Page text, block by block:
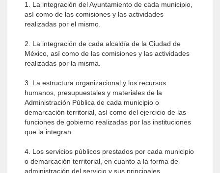
1. La integración del Ayuntamiento de cada municipio,
así como de las comisiones y las actividades
realizadas por el mismo.
2. La integración de cada alcaldía de la Ciudad de
México, así como de las comisiones y las actividades
realizadas por la misma.
3. La estructura organizacional y los recursos
humanos, presupuestales y materiales de la
Administración Pública de cada municipio o
demarcación territorial, así como del ejercicio de las
funciones de gobierno realizadas por las instituciones
que la integran.
4. Los servicios públicos prestados por cada municipio
o demarcación territorial, en cuanto a la forma de
administración del servicio y sus principales